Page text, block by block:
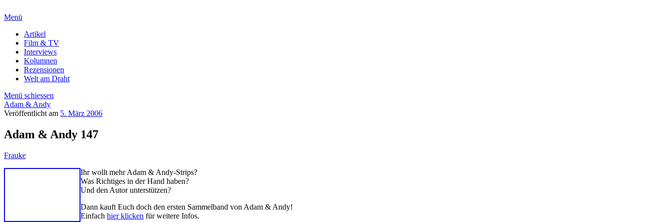
Menü
Artikel
Film & TV
Interviews
Kolumnen
Rezensionen
Welt am Draht
Menü schiessen
Adam & Andy
Veröffentlicht am 5. März 2006
Adam & Andy 147
Frauke
Ihr wollt mehr Adam & Andy-Strips?
Was Richtiges in der Hand haben?
Und den Autor unterstützen?
Dann kauft Euch doch den ersten Sammelband von Adam & Andy!
Einfach hier klicken für weitere Infos.